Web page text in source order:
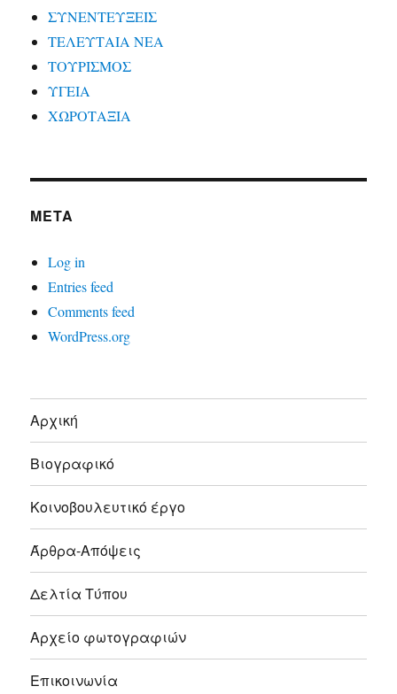
ΣΥΝΕΝΤΕΥΞΕΙΣ
ΤΕΛΕΥΤΑΙΑ ΝΕΑ
ΤΟΥΡΙΣΜΟΣ
ΥΓΕΙΑ
ΧΩΡΟΤΑΞΙΑ
META
Log in
Entries feed
Comments feed
WordPress.org
Αρχική
Βιογραφικό
Κοινοβουλευτικό έργο
Άρθρα-Απόψεις
Δελτία Τύπου
Αρχείο φωτογραφιών
Επικοινωνία